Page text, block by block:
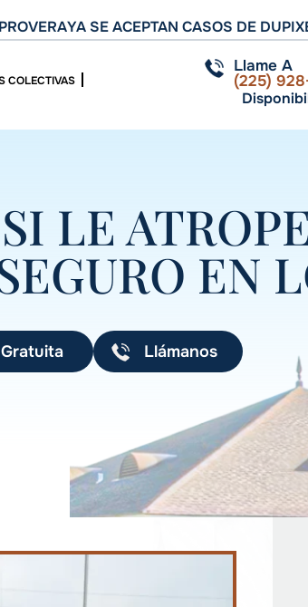
YA SE ACEPTAN CASOS DE
COLECTIVAS
Llame A
(225)
LE
EN
Llámanos